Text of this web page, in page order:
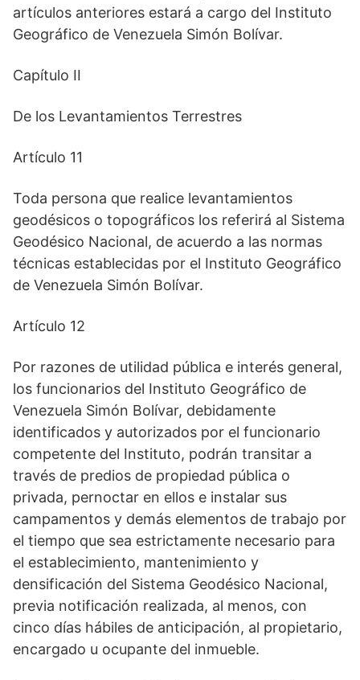
artículos anteriores estará a cargo del Instituto
Geográfico de Venezuela Simón Bolívar.
Capítulo II
De los Levantamientos Terrestres
Artículo 11
Toda persona que realice levantamientos
geodésicos o topográficos los referirá al Sistema
Geodésico Nacional, de acuerdo a las normas
técnicas establecidas por el Instituto Geográfico
de Venezuela Simón Bolívar.
Artículo 12
Por razones de utilidad pública e interés general,
los funcionarios del Instituto Geográfico de
Venezuela Simón Bolívar, debidamente
identificados y autorizados por el funcionario
competente del Instituto, podrán transitar a
través de predios de propiedad pública o
privada, pernoctar en ellos e instalar sus
campamentos y demás elementos de trabajo por
el tiempo que sea estrictamente necesario para
el establecimiento, mantenimiento y
densificación del Sistema Geodésico Nacional,
previa notificación realizada, al menos, con
cinco días hábiles de anticipación, al propietario,
encargado u ocupante del inmueble.